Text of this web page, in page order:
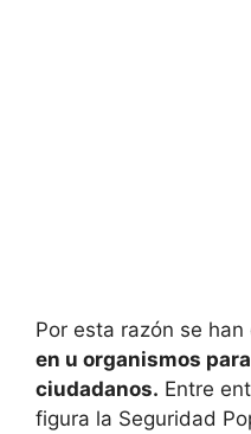
Por esta razón se
en u organismos
ciudadanos. Entre
figura la Seguridad